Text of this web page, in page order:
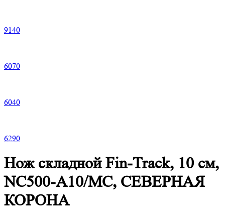
9140
6070
6040
6290
Нож складной Fin-Track, 10 см,
NC500-A10/MC, СЕВЕРНАЯ
КОРОНА